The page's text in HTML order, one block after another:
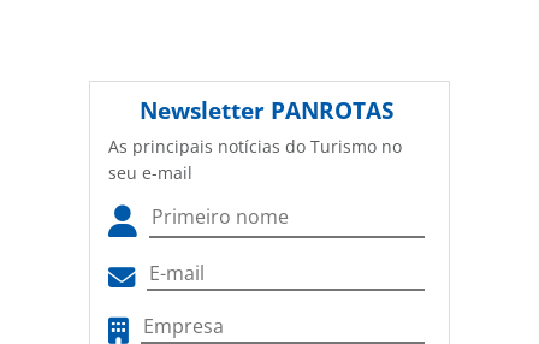
Newsletter PANROTAS
As principais notícias do Turismo no
seu e-mail